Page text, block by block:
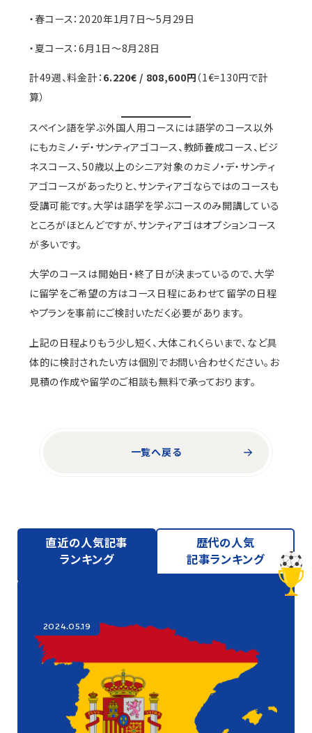
・春コース：2020年1月7日〜5月29日
・夏コース：6月1日〜8月28日
計49週、料金計： 6.220€ / 808,600円 （1€=130円で計
算）
スペイン語を学ぶ外国人用コースには語学のコース以外
にもカミノ・デ・サンティアゴコース、教師養成コース、ビジ
ネスコース、50歳以上のシニア対象のカミノ・デ・サンティ
アゴコースがあったりと、サンティアゴならではのコースも
受講可能です。大学は語学を学ぶコースのみ開講している
ところがほとんどですが、サンティアゴはオプションコース
が多いです。
大学のコースは開始日・終了日が決まっているので、大学
に留学をご希望の方はコース日程にあわせて留学の日程
やプランを事前にご検討いただく必要があります。
上記の日程よりもう少し短く、大体これくらいまで、など具
体的に検討されたい方は個別でお問い合わせください。お
見積の作成や留学のご相談も無料で承っております。
一覧へ戻る
直近の人気記事
ランキング
歴代の人気
記事ランキング
2024.05.19